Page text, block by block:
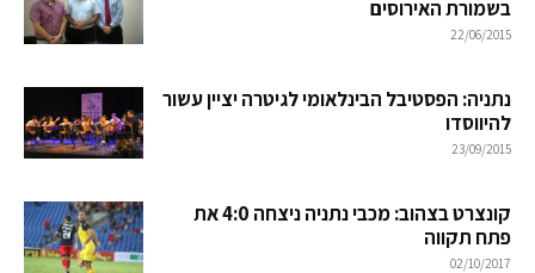
בשמורת האירוסים
22/06/2015
נתניה: הפסטיבל הבינלאומי לגיטרה יציין עשור
להיווסדו
23/09/2015
קונצרט בצהוב: מכבי נתניה ניצחה 4:0 את
פתח תקווה
02/10/2017